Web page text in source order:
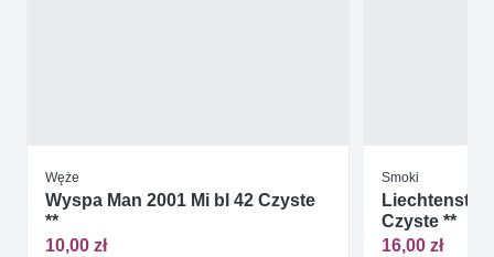
Węże
Wyspa Man 2001 Mi bl 42 Czyste
**
10,00 zł
Smoki
Czyste **
16,00 zł